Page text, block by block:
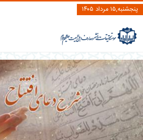
پنجشنبه,۱۵ مرداد ۱۴۰۵